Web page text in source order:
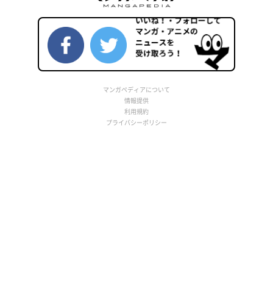
マンガペディアについて
情報提供
利用規約
プライバシーポリシー